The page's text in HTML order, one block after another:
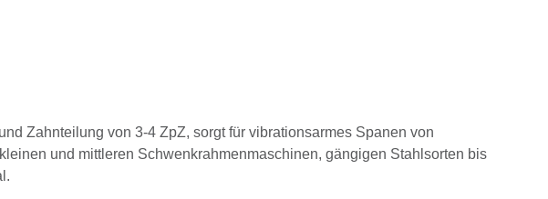
Zahnteilung von 3-4 ZpZ, sorgt für vibrationsarmes Spanen von
und mittleren Schwenkrahmenmaschinen, gängigen Stahlsorten bis